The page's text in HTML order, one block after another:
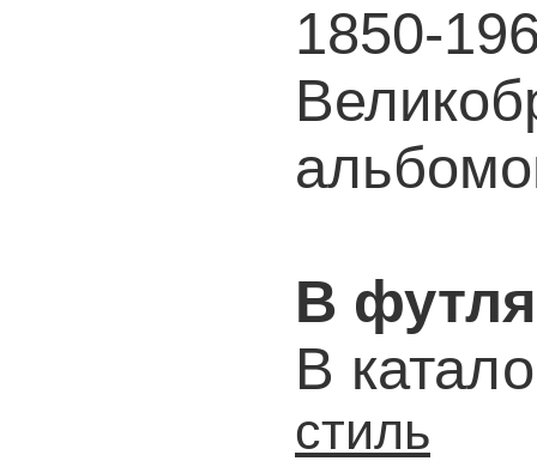
1850-
В
В
стиль